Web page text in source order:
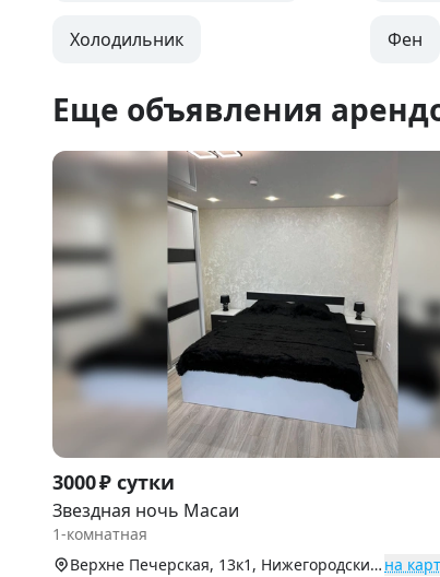
Холодильник Фен
Еще объявления
Item
1
of
3000 ₽ сутки
Звездная ночь Масаи
1-комнатная
Верхне Печерская, 13к1, Нижегородский р-н на